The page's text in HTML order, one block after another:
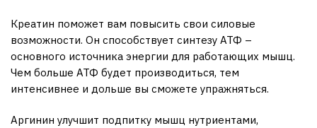
Креатин поможет вам повысить свои силовые
возможности. Он способствует синтезу АТФ –
основного источника энергии для работающих мышц.
Чем больше АТФ будет производиться, тем
интенсивнее и дольше вы сможете упражняться.
Аргинин улучшит подпитку мышц нутриентами,